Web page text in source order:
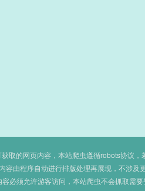
取的网页内容，本站爬虫遵循robots协议
容由程序自动进行排版处理再展现，不涉及
必须允许游客访问，本站爬虫不会抓取需